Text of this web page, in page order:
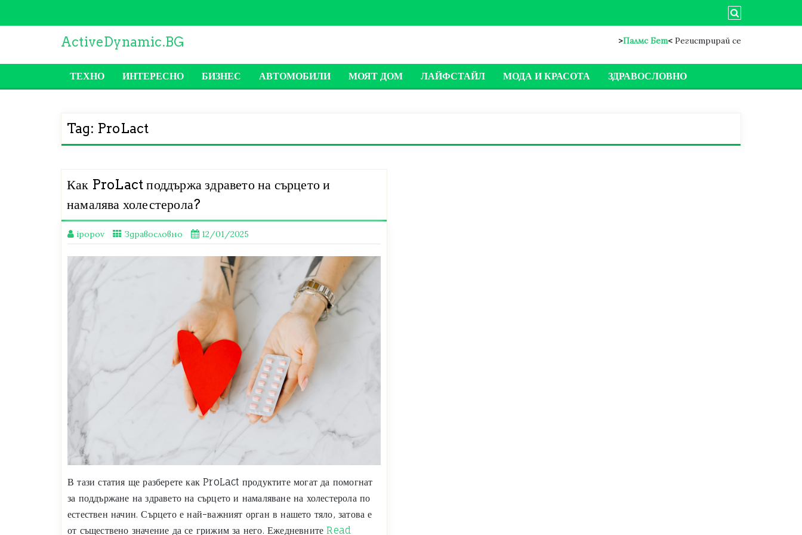
ActiveDynamic.BG >Палмс Бет< Регистрирай се
ТЕХНО ИНТЕРЕСНО БИЗНЕС АВТОМОБИЛИ МОЯТ ДОМ ЛАЙФСТАЙЛ МОДА И КРАСОТА ЗДРАВОСЛОВНО
Tag: ProLact
Как ProLact поддържа здравето на сърцето и
намалява холестерола?
ipopov Здравословно 12/01/2025
В тази статия ще разберете как ProLact продуктите могат да помогнат
за поддържане на здравето на сърцето и намаляване на холестерола по
естествен начин. Сърцето е най-важният орган в нашето тяло, затова е
от съществено значение да се грижим за него. ЕжедневнитеRead